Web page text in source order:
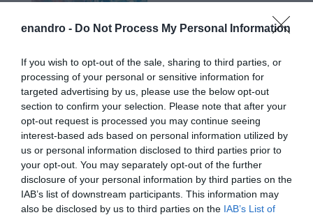
enandro - Do Not Process My Personal Information
If you wish to opt-out of the sale, sharing to third parties, or
processing of your personal or sensitive information for
targeted advertising by us, please use the below opt-out
section to confirm your selection. Please note that after your
opt-out request is processed you may continue seeing
interest-based ads based on personal information utilized by
us or personal information disclosed to third parties prior to
your opt-out. You may separately opt-out of the further
disclosure of your personal information by third parties on the
IAB’s list of downstream participants. This information may
also be disclosed by us to third parties on the IAB’s List of
Προτεινόμενα άρθρα
Φωτογραφίες-κειμήλια από καλοκαίρια στην Άνδρο –
Από τον 19ο αιώνα μέχρι και την δεκαετία του 1970
Η Άνδρος συνεχίζει να μπαρκάρει…